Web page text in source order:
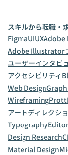
スキルから転職・
FigmaUIUXAdobe
Adobe Illustrator
ユーザーインタビ
アクセシビリティ
Web Design
WireframingPrott
アートディレクシ
Typography
Design Research
Material Design